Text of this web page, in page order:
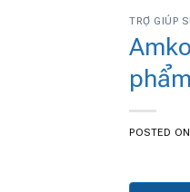
TRỢ GIÚP
POSTED ON